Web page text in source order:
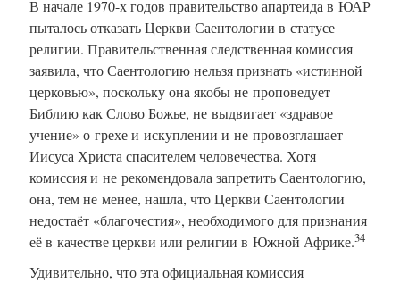
В начале 1970-х годов правительство апартеида в ЮАР
пыталось отказать Церкви Саентологии в статусе
религии. Правительственная следственная комиссия
заявила, что Саентологию нельзя признать «истинной
церковью», поскольку она якобы не проповедует
Библию как Слово Божье, не выдвигает «здравое
учение» о грехе и искуплении и не провозглашает
Иисуса Христа спасителем человечества. Хотя
комиссия и не рекомендовала запретить Саентологию,
она, тем не менее, нашла, что Церкви Саентологии
недостаёт «благочестия», необходимого для признания
её в качестве церкви или религии в Южной Африке.34
Удивительно, что эта официальная комиссия